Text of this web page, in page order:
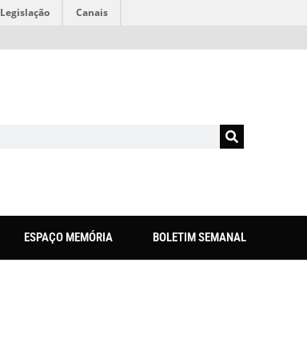
Legislação Canais
ESPAÇO MEMÓRIA BOLETIM SEMANAL